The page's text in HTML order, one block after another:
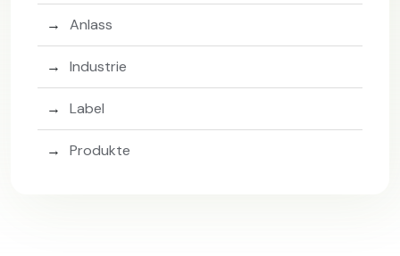
Anlass
Industrie
Label
Produkte